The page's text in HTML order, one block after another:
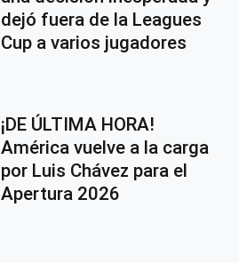
dejó fuera de la Leagues
Cup a varios jugadores
¡DE ÚLTIMA HORA!
América vuelve a la carga
por Luis Chávez para el
Apertura 2026